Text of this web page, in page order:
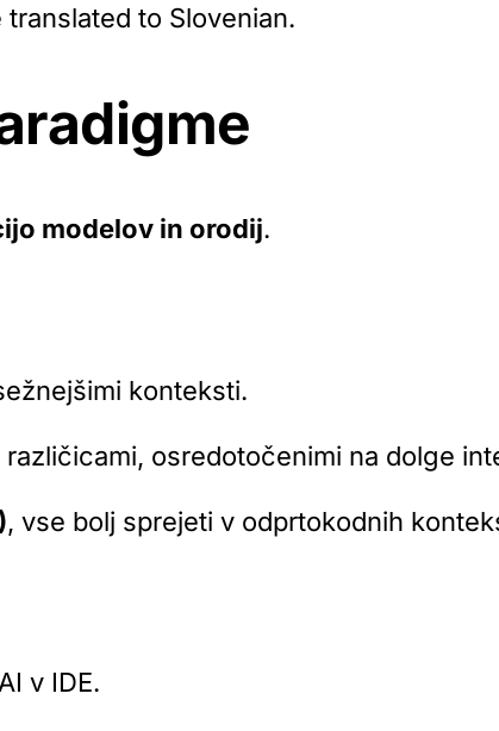
to Slovenian.
modelov in orodij.
konteksti.
različicami, osredotočenimi na dolge
, vse bolj sprejeti v odprtokodnih
v IDE.